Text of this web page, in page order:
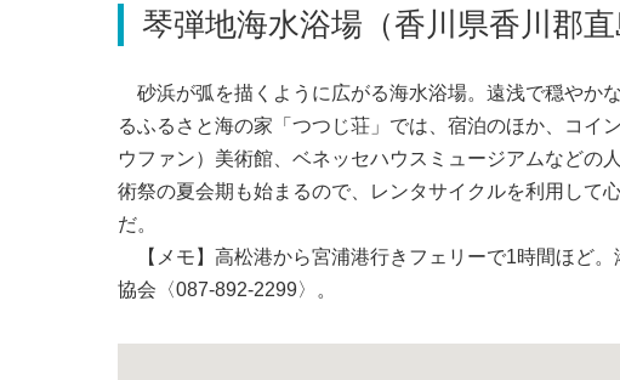
琴弾地海水浴場（香川県香川郡直
砂浜が弧を描くように広がる海水浴場。遠浅で穏やか
るふるさと海の家「つつじ荘」では、宿泊のほか、コイ
ウファン）美術館、ベネッセハウスミュージアムなどの
術祭の夏会期も始まるので、レンタサイクルを利用して
だ。
【メモ】高松港から宮浦港行きフェリーで1時間ほど
協会〈087-892-2299〉。